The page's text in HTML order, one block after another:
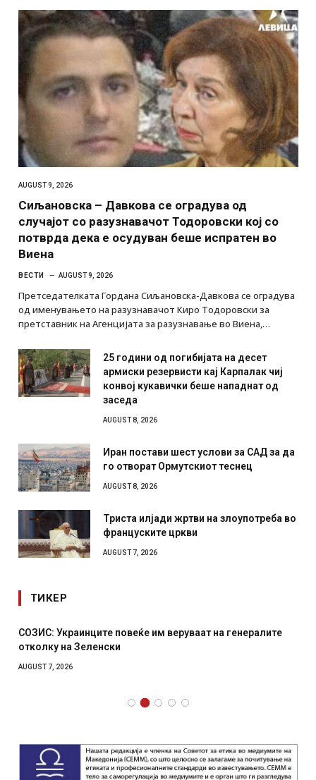
AUGUST 9, 2026
Сиљановска – Давкова се оградува од
случајот со разузнавачот Тодоровски кој со
потврда дека е осудуван беше испратен во
Виена
ВЕСТИ AUGUST 9, 2026
Претседателката Гордана Сиљановска-Давкова се оградува
од именувањето на разузнавачот Киро Тодоровски за
претставник на Агенцијата за разузнавање во Виена,…
25 години од погибијата на десет
армиски резервисти кај Карпалак чиј
конвој кукавички беше нападнат од
заседа
AUGUST 8, 2026
Иран постави шест услови за САД за да
го отворат Ормутскиот теснец
AUGUST 8, 2026
Триста илјади жртви на злоупотреба во
француските цркви
AUGUST 7, 2026
ТИКЕР
СОЗИС: Украинците повеќе им веруваат на генералите
отколку на Зеленски
AUGUST 7, 2026